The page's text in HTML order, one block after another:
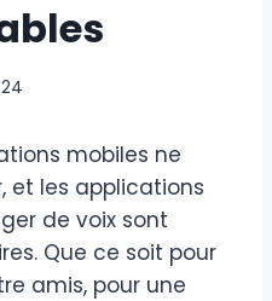
mobiles ne
et les applications
de voix sont
Que ce soit pour
amis, pour une